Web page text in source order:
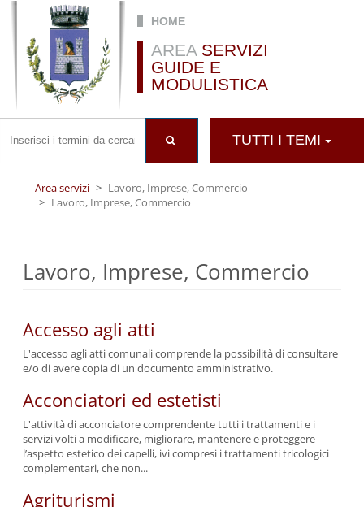
Salta al contenuto principale
HOME
AREASERVIZI
GUIDE E
MODULISTICA
TUTTI I TEMI
Area servizi
Lavoro, Imprese, Commercio
Lavoro, Imprese, Commercio
Lavoro, Imprese, Commercio
Accesso agli atti
L'accesso agli atti comunali comprende la possibilità di consultare
e/o di avere copia di un documento amministrativo.
Acconciatori ed estetisti
L'attività di acconciatore comprendente tutti i trattamenti e i
servizi volti a modificare, migliorare, mantenere e proteggere
l’aspetto estetico dei capelli, ivi compresi i trattamenti tricologici
complementari, che non...
Agriturismi